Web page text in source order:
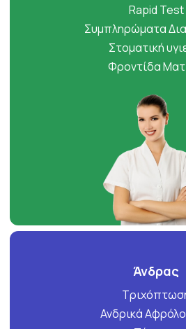
Rapid Test
Συμπληρώματα
Στοματική
Φροντίδα
Άνδρας
Ανδρικά